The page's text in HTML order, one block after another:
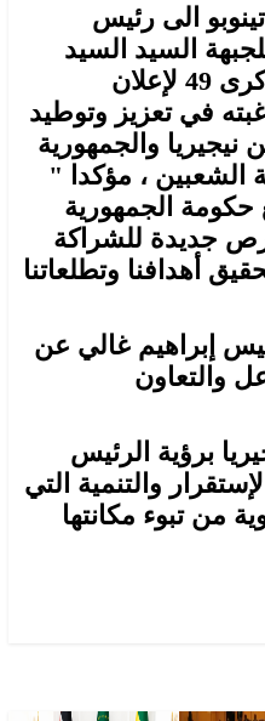
الى رئيس
السيد السيد
إبراهيم غالي بمناسبة الذكرى 49 لإعلان
في تعزيز وتوطيد
نيجيريا والجمهورية
الشعبين ، مؤكدا "
حكومة الجمهورية
جديدة للشراكة
أهدافنا وتطلعاتنا
إبراهيم غالي عن
والتعاون
برؤية الرئيس
والتنمية التي
من تبوء مكانتها